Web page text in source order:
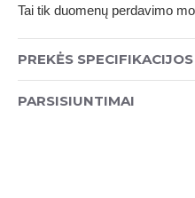
Tai tik duomenų perdavimo
PREKĖS SPECIFIKACIJOS
PARSISIUNTIMAI